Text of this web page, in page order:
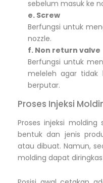
sebelum masuk ke
e. Screw
Berfungsi untuk
nozzle.
f. Non return valve
Berfungsi untuk
meleleh agar tidak
berputar.
Proses Injeksi
Proses injeksi molding
bentuk dan jenis
atau dibuat. Namun,
molding dapat